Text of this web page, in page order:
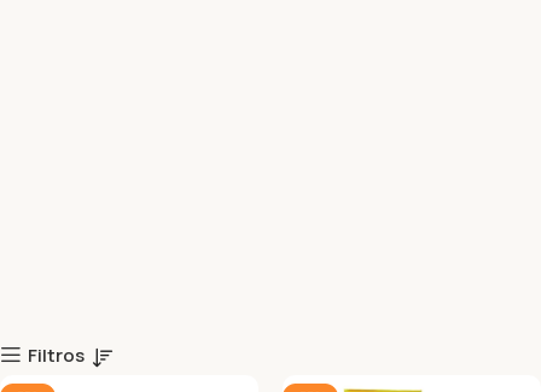
Filtros